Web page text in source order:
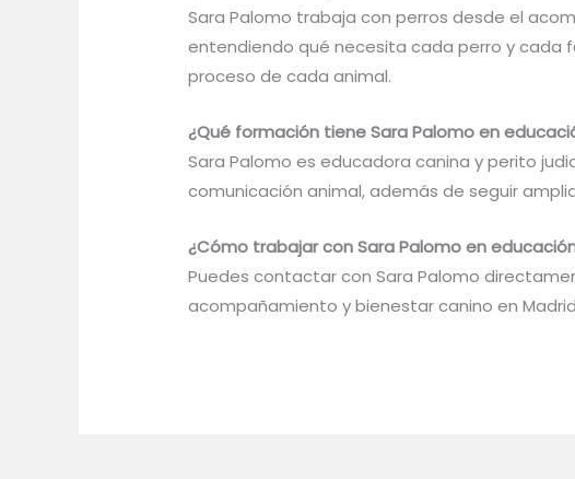
Sara Palomo trabaja con perros desde el
entendiendo qué necesita cada perro y cada
proceso de cada animal.
¿Qué formación tiene Sara Palomo en
Sara Palomo es educadora canina y perito
comunicación animal, además de seguir
¿Cómo trabajar con Sara Palomo en
Puedes contactar con Sara Palomo
acompañamiento y bienestar canino en